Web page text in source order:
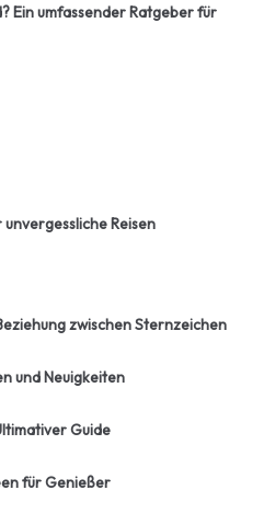
Ein umfassender Ratgeber für
Reisen
zwischen Sternzeichen
und Neuigkeiten
Guide
für Genießer